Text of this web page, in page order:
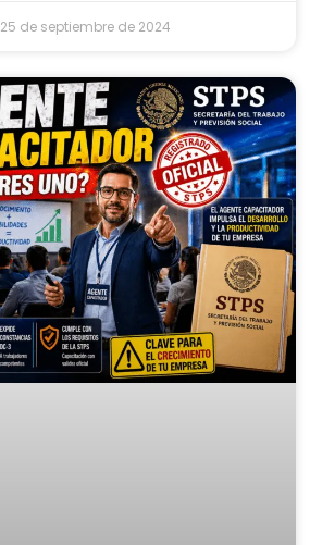
25 de septiembre de 2024